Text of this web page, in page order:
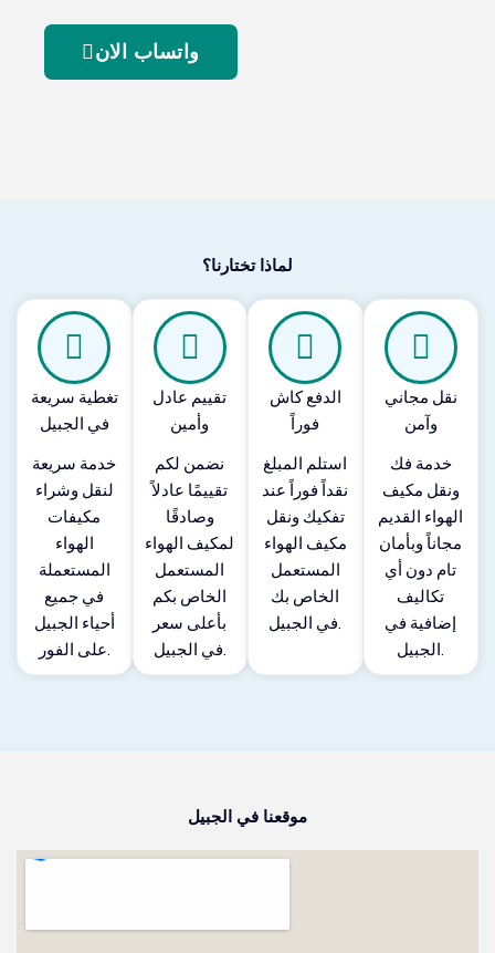
واتساب الان
لماذا تختارنا؟
تغطية سريعة
في الجبيل
خدمة سريعة
لنقل وشراء
مكيفات
الهواء
المستعملة
في جميع
أحياء الجبيل
على الفور.
تقييم عادل
وأمين
نضمن لكم
تقييمًا عادلاً
وصادقًا
لمكيف الهواء
المستعمل
الخاص بكم
بأعلى سعر
في الجبيل.
الدفع كاش
فوراً
استلم المبلغ
نقداً فوراً عند
تفكيك ونقل
مكيف الهواء
المستعمل
الخاص بك
في الجبيل.
نقل مجاني
وآمن
خدمة فك
ونقل مكيف
الهواء القديم
مجاناً وبأمان
تام دون أي
تكاليف
إضافية في
الجبيل.
موقعنا في الجبيل